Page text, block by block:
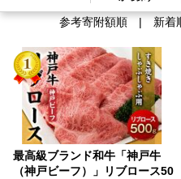
参考寄附額順| 新着
最高級ブランド和牛「神戸牛
（神戸ビーフ）」リブロース50